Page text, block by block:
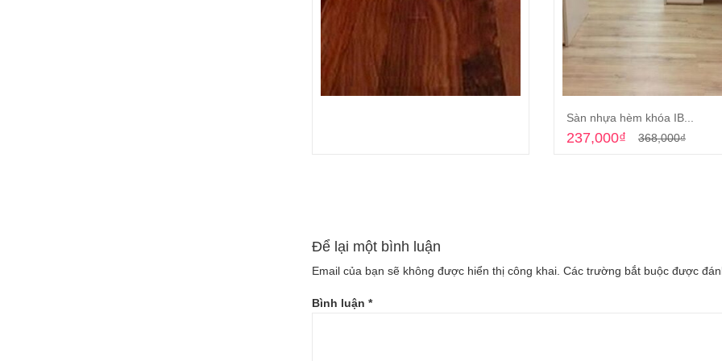
Sàn nhựa hèm khóa IB...
368,000₫
Giá
237,000₫ Giá
Để lại một bình luận
Email của bạn sẽ không được hiển thị công khai. Các trường bắt buộc được
Bình luận *